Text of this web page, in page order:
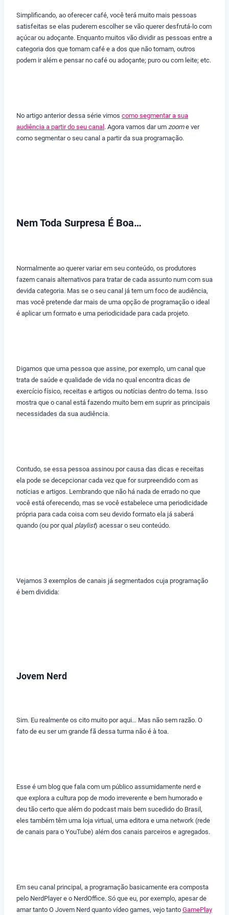
Simplificando, ao oferecer café, você terá muito mais pessoas
satisfeitas se elas puderem escolher se vão querer desfrutá-lo com
açúcar ou adoçante. Enquanto muitos vão dividir as pessoas entre a
categoria dos que tomam café e a dos que não tomam, outros
podem ir além e pensar no café ou adoçante; puro ou com leite; etc.
No artigo anterior dessa série vimos como segmentar a sua
audiência a partir do seu canal . Agora vamos dar um zoome ver
como segmentar o seu canal a partir da sua programação.
Nem Toda Surpresa É Boa…
Normalmente ao querer variar em seu conteúdo, os produtores
fazem canais alternativos para tratar de cada assunto num com sua
devida categoria. Mas se o seu canal já tem um foco de audiência,
mas você pretende dar mais de uma opção de programação o ideal
é aplicar um formato e uma periodicidade para cada projeto.
Digamos que uma pessoa que assine, por exemplo, um canal que
trata de saúde e qualidade de vida no qual encontra dicas de
exercício físico, receitas e artigos ou notícias dentro do tema. Isso
mostra que o canal está fazendo muito bem em suprir as principais
necessidades da sua audiência.
Contudo, se essa pessoa assinou por causa das dicas e receitas
ela pode se decepcionar cada vez que for surpreendido com as
notícias e artigos. Lembrando que não há nada de errado no que
você está oferecendo, mas se você estabelece uma periodicidade
própria para cada coisa com seu devido formato ela já saberá
quando (ou por qual playlist) acessar o seu conteúdo.
Vejamos 3 exemplos de canais já segmentados cuja programação
é bem dividida:
Jovem Nerd
Sim. Eu realmente os cito muito por aqui… Mas não sem razão. O
fato de eu ser um grande fã dessa turma não é à toa.
Esse é um blog que fala com um público assumidamente nerd e
que explora a cultura pop de modo irreverente e bem humorado e
deu tão certo que além do podcast mais bem sucedido do Brasil,
eles também têm uma loja virtual, uma editora e uma network (rede
de canais para o YouTube) além dos canais parceiros e agregados.
Em seu canal principal, a programação basicamente era composta
pelo NerdPlayer e o NerdOffice. Só que eu, por exemplo, apesar de
amar tanto O Jovem Nerd quanto vídeo games, vejo tanto GamePlay